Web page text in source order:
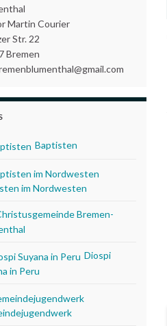
Martin Courier
Str. 22
Bremen
Baptisten
im Nordwesten
Bremen-
Diospi
in Peru